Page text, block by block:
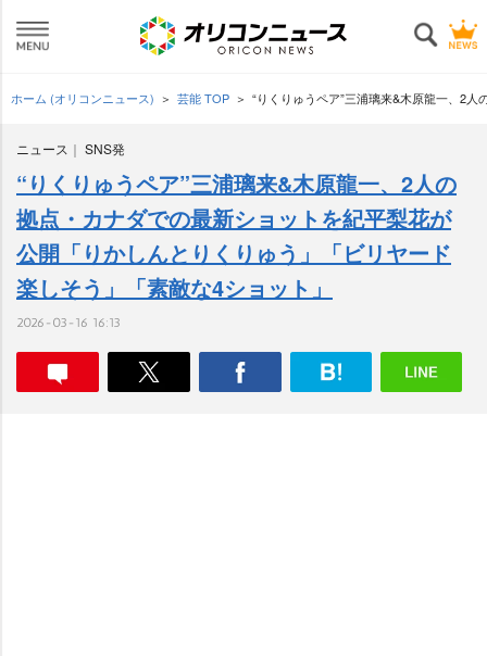
ホーム (オリコンニュース) 芸能 TOP “りくりゅうペア”三浦璃来&木原龍一、2
ニュース SNS発
“りくりゅうペア”三浦璃来&木原龍一、2人の
拠点・カナダでの最新ショットを紀平梨花が
公開「りかしんとりくりゅう」「ビリヤード
楽しそう」「素敵な4ショット」
2026-03-16 16:13